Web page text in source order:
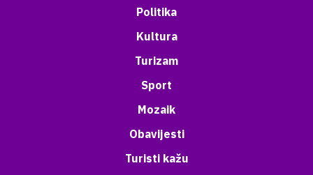
Politika
Kultura
Turizam
Sport
Mozaik
Obavijesti
Turisti kažu